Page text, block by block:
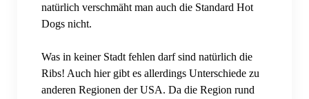
natürlich verschmäht man auch die Standard Hot
Dogs nicht.
Was in keiner Stadt fehlen darf sind natürlich die
Ribs! Auch hier gibt es allerdings Unterschiede zu
anderen Regionen der USA. Da die Region rund